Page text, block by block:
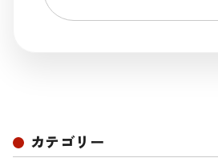
カテゴリー